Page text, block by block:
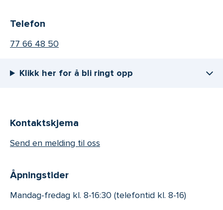
Telefon
77 66 48 50
Klikk her for å bli ringt opp
Kontaktskjema
Send en melding til oss
Åpningstider
Mandag-fredag kl. 8-16:30 (telefontid kl. 8-16)